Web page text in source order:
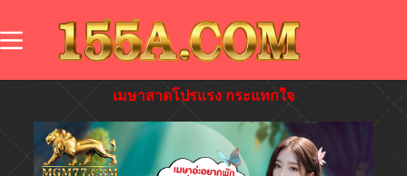
เมษาสาดโปรแรง กระแทกใจ